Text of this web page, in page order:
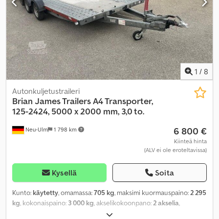
1 / 8
Neu-Ulm 1 798 km
Autonkuljetustraileri
Brian James TrailersA4 Transporter,
125-2424, 5000 x 2000 mm, 3,0 to.
6 800 €
Kiinteä hinta
(ALV ei ole eroteltavissa)
Kysellä Soita
Kunto: käytetty, omamassa:705 kg, maksimi kuormauspaino:2 295
kg, kokonaispaino: 3 000 kg, akselikokoonpano:2 akselia,
, seuraava tarkastus (TÜV):